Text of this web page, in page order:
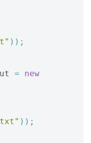
));
=
new
));